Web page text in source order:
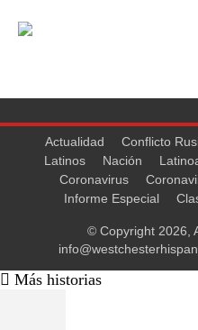
Actualidad Conflicto
Latinos
Nación
Coronavirus
Informe Especial
© Copyright 2026,
Más historias